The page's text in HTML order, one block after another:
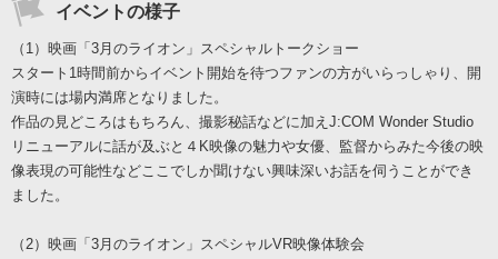
イベントの様子
（1）映画「3月のライオン」スペシャルトークショー
スタート1時間前からイベント開始を待つファンの方がいらっしゃり、開
演時には場内満席となりました。
作品の見どころはもちろん、撮影秘話などに加えJ:COM Wonder Studio
リニューアルに話が及ぶと４K映像の魅力や女優、監督からみた今後の映
像表現の可能性などここでしか聞けない興味深いお話を伺うことができ
ました。
（2）映画「3月のライオン」スペシャルVR映像体験会